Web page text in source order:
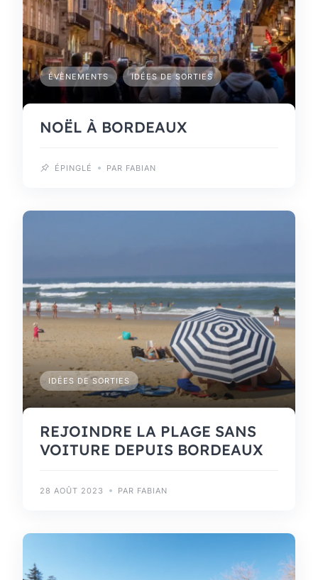
ÉVÈNEMENTS IDÉES DE SORTIES
NOËL À BORDEAUX
ÉPINGLÉ PAR FABIAN
IDÉES DE SORTIES
REJOINDRE LA PLAGE SANS
VOITURE DEPUIS BORDEAUX
28 AOÛT 2023 PAR FABIAN